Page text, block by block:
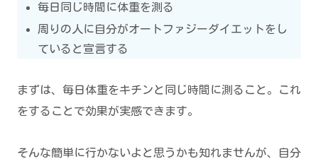
毎日同じ時間に体重を測る
周りの人に自分がオートファジーダイエットをし
ていると宣言する
まずは、毎日体重をキチンと同じ時間に測ること。これ
をすることで効果が実感できます。
そんな簡単に行かないよと思うかも知れませんが、自分